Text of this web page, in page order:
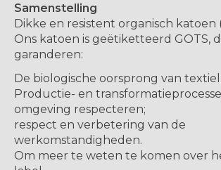
Samenstelling
Dikke en resistent organisch katoen
Ons katoen is geëtiketteerd GOTS,
garanderen:
De biologische oorsprong van textiel;
Productie- en
omgeving respecteren;
respect en verbetering van de
werkomstandigheden.
Om meer te weten te komen over